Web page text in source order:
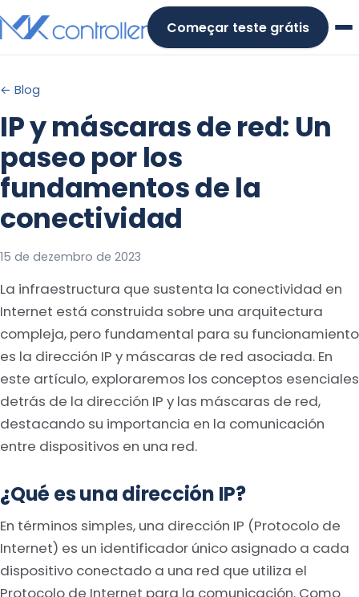
to
Começar teste grátis
← Blog
IP y máscaras de red: Un
paseo por los
fundamentos de la
conectividad
15 de dezembro de 2023
La infraestructura que sustenta la conectividad en
Internet está construida sobre una arquitectura
compleja, pero fundamental para su funcionamiento
es la dirección IP y máscaras de red asociada. En
este artículo, exploraremos los conceptos esenciales
detrás de la dirección IP y las máscaras de red,
destacando su importancia en la comunicación
entre dispositivos en una red.
¿Qué es una dirección IP?
En términos simples, una dirección IP (Protocolo de
Internet) es un identificador único asignado a cada
dispositivo conectado a una red que utiliza el
Protocolo de Internet para la comunicación. Como